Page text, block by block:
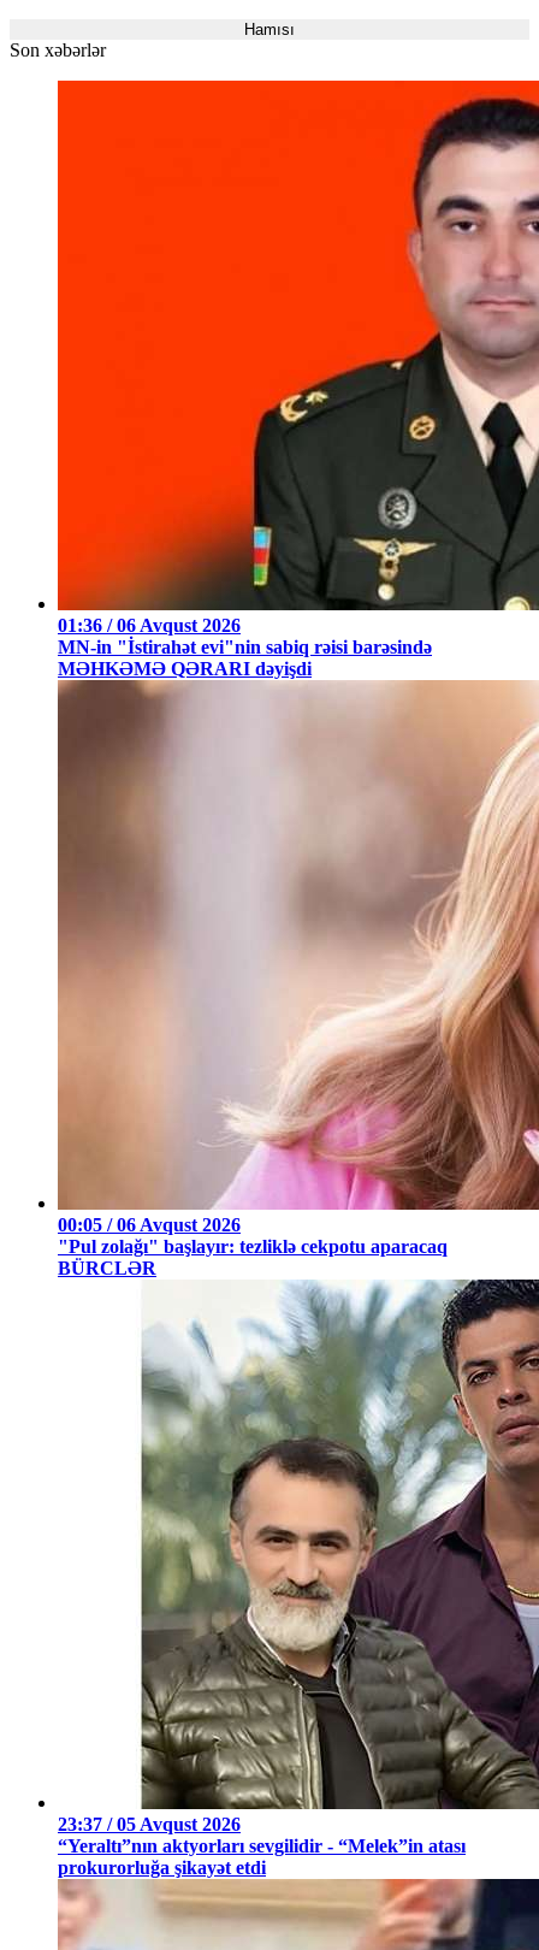
Hamısı
Son xəbərlər
01:36 / 06 Avqust 2026
MN-in "İstirahət evi"nin sabiq rəisi barəsində
MƏHKƏMƏ QƏRARI dəyişdi
00:05 / 06 Avqust 2026
"Pul zolağı" başlayır: tezliklə cekpotu aparacaq
BÜRCLƏR
23:37 / 05 Avqust 2026
“Yeraltı”nın aktyorları sevgilidir - “Melek”in atası
prokurorluğa şikayət etdi